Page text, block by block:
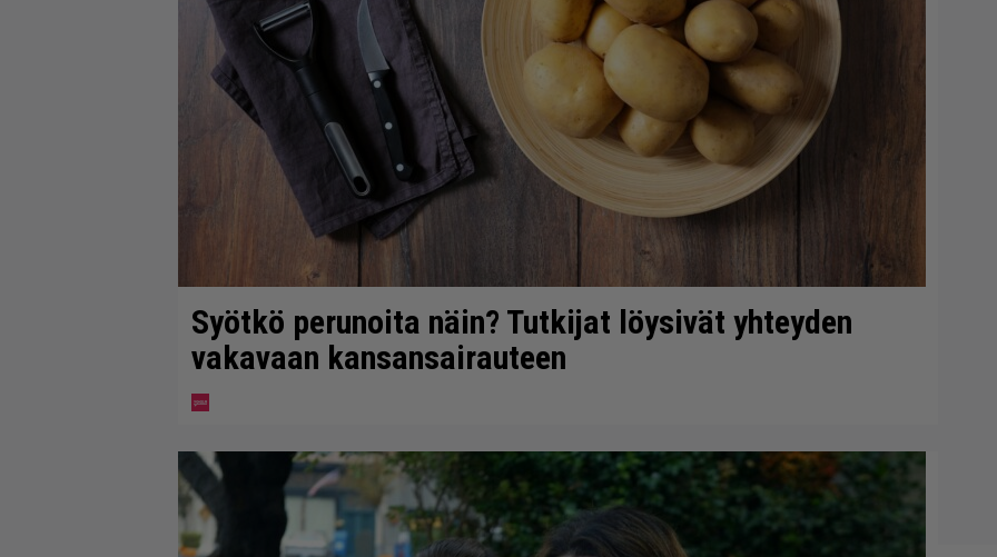
Syötkö perunoita näin? Tutkijat löysivät yhteyden
vakavaan kansansairauteen